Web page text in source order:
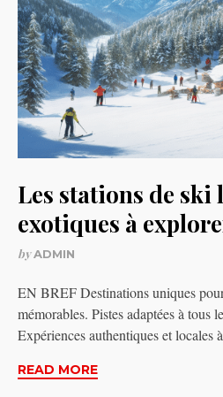
Les stations de ski
exotiques à
byADMIN
EN BREF Destinations uniques
mémorables. Pistes adaptées à tous
Expériences authentiques et
READ MORE